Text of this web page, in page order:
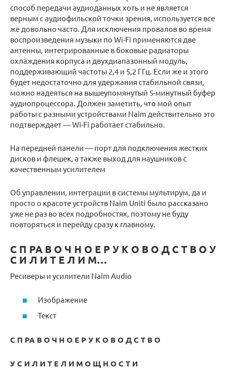
способ передачи аудиоданных хоть и не является
верным с аудиофильской точки зрения, используется все
же довольно часто. Для исключения провалов во время
воспроизведения музыки по Wi-Fi применяются две
антенны, интегрированные в боковые радиаторы
охлаждения корпуса и двухдиапазонный модуль,
поддерживающий частоты 2,4 и 5,2 ГГц. Если же и этого
будет недостаточно для удержания стабильной связи,
можно надеяться на вышеупомянутый 5-минутный буфер
аудиопроцессора. Должен заметить, что мой опыт
работы с разными устройствами Naim действительно это
подтверждает — Wi-Fi работает стабильно.
На передней панели — порт для подключения жестких
дисков и флешек, а также выход для наушников с
качественным усилителем
Об управлении, интеграции в системы мультирум, да и
просто о красоте устройств Naim Uniti было рассказано
уже не раз во всех подробностях, поэтому не буду
повторяться и перейду сразу к главному.
С П РА В О Ч Н О Е Р У К О В О Д С Т В О У
С И Л И Т Е Л И М…
Ресиверы и усилители Naim Audio
Изображение
Текст
С П РА В О Ч Н О Е Р У К О В О Д С Т В О
У С И Л И Т Е Л И М О Щ Н О С Т И